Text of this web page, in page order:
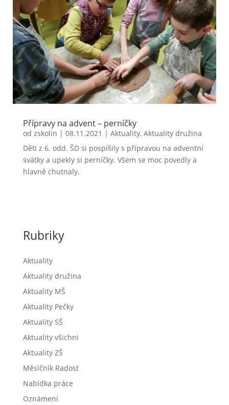
Přípravy na advent – perníčky
od zskolin | 08.11.2021 | Aktuality, Aktuality družina
Děti z 6. odd. ŠD si pospíšily s přípravou na adventní
svátky a upekly si perníčky. Všem se moc povedly a
hlavně chutnaly.
Rubriky
Aktuality
Aktuality družina
Aktuality MŠ
Aktuality Pečky
Aktuality SŠ
Aktuality všichni
Aktuality ZŠ
Měsíčník Radost
Nabídka práce
Oznámení